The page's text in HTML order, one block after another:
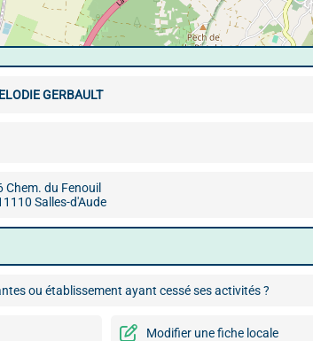
ELODIE GERBAULT
Chem. du Fenouil
Salles-d'Aude
ou établissement ayant cessé ses activités ?
Modifier une fiche locale